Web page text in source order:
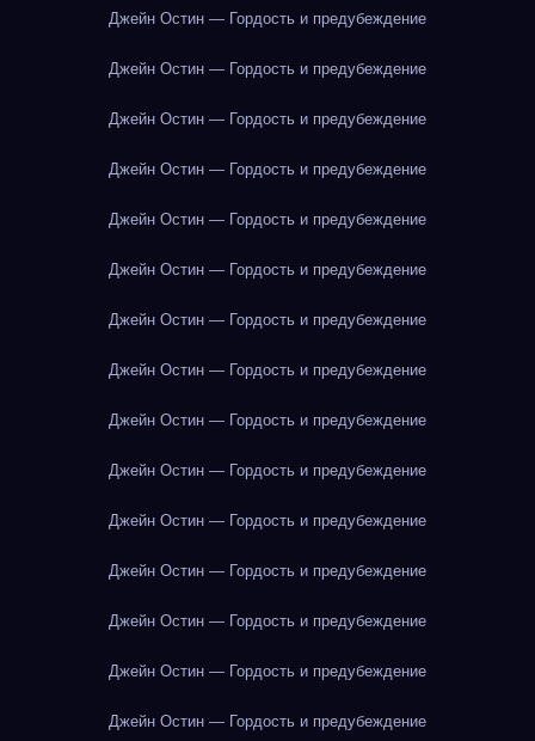
Джейн Остин — Гордость и предубеждение
Джейн Остин — Гордость и предубеждение
Джейн Остин — Гордость и предубеждение
Джейн Остин — Гордость и предубеждение
Джейн Остин — Гордость и предубеждение
Джейн Остин — Гордость и предубеждение
Джейн Остин — Гордость и предубеждение
Джейн Остин — Гордость и предубеждение
Джейн Остин — Гордость и предубеждение
Джейн Остин — Гордость и предубеждение
Джейн Остин — Гордость и предубеждение
Джейн Остин — Гордость и предубеждение
Джейн Остин — Гордость и предубеждение
Джейн Остин — Гордость и предубеждение
Джейн Остин — Гордость и предубеждение